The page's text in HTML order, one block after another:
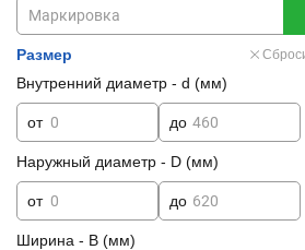
Размер
Внутренний диаметр - d (мм)
от до
Наружный диаметр - D (мм)
от до
Ширина - B (мм)